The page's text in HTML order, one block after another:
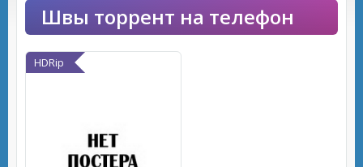
Швы торрент на телефон
HDRip